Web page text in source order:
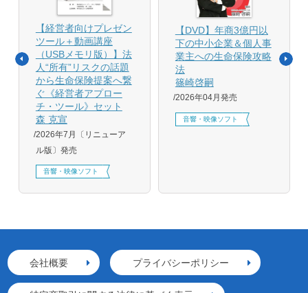
【経営者向けプレゼン
ツール＋動画講座
（USBメモリ版）】法
人“所有”リスクの話題
から生命保険提案へ繋
ぐ《経営者アプロー
チ・ツール》セット
森 克宣
2026年7月〔リニューア
ル版〕発売
音響・映像ソフト
【DVD】年商3億円以
下の中小企業＆個人事
業主への生命保険攻略
法
篠崎啓嗣
2026年04月発売
音響・映像ソフト
会社概要 プライバシーポリシー